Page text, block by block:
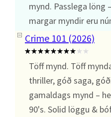
mynd. Passlega löng
margar myndir eru
Crime 101 (2026)
Töff mynd. Töff
thriller, góð saga,
gamaldags mynd –
90's. Solid löggu &